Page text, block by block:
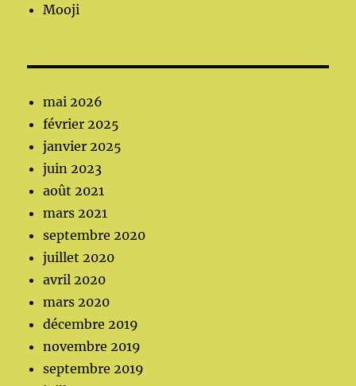
Mooji
mai 2026
février 2025
janvier 2025
juin 2023
août 2021
mars 2021
septembre 2020
juillet 2020
avril 2020
mars 2020
décembre 2019
novembre 2019
septembre 2019